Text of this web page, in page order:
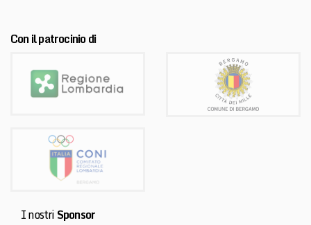
Con il patrocinio di
I nostriSponsor